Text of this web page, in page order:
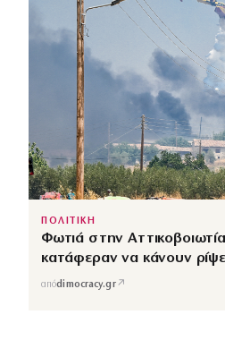
ΠΟΛΙΤΙΚΗ
Φωτιά στην
κατάφεραν να κάνουν
απόdimocracy.gr↗